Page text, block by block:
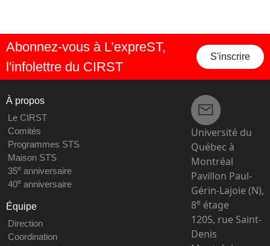
Abonnez-vous à L’expreST,
l'infolettre du CIRST
S'inscrire
À propos
Le CIRST
Comités
Programmes STS
Maison STS
35eanniversaire
40eanniversaire
Équipe
Direction
Coordination
Université du
Québec à
Montréal
Pavillon Paul-
Gérin-Lajoie (N),
8e étage
1205, rue Saint-
Denis